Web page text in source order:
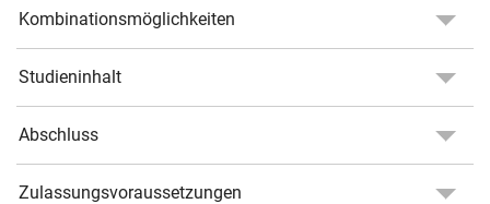
Kombinationsmöglichkeiten
Studieninhalt
Abschluss
Zulassungsvoraussetzungen